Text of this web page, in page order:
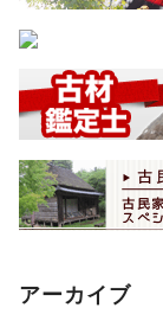
アーカイブ